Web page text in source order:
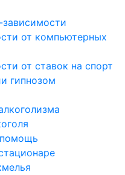
от компьютерных
от ставок на спорт
гипнозом